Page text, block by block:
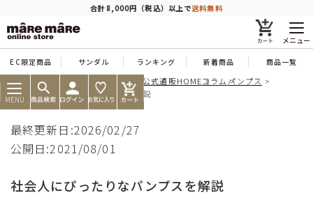
合計8,000円（税込）以上で送料無料
メニュー
EC限定商品 サンダル ランキング 新着商品 商品一覧
MENU
痛くならない靴ならマーレマーレ公式通販HOMEコラム パンプス
社会人にぴったりなパンプスを解説
最終更新日:2026/02/27
公開日:2021/08/01
社会人にぴったりなパンプスを解説
商品を探す
人気ワード #コンフォート #パンプス #スニーカー #ブーツ
タイプ